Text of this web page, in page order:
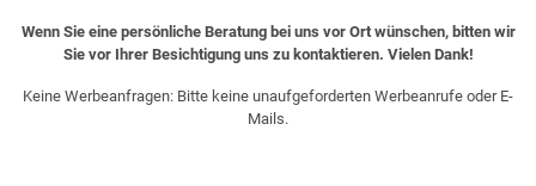
Wenn Sie eine persönliche Beratung bei uns vor Ort wünschen, bitten wir
Sie vor Ihrer Besichtigung uns zu kontaktieren. Vielen Dank!
Keine Werbeanfragen: Bitte keine unaufgeforderten Werbeanrufe oder E-
Mails.